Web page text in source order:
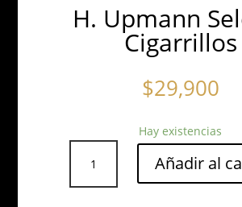
H. Upmann
Cigarrillos
$29,900
Hay existencias
Upmann
Selecto
Añadir al